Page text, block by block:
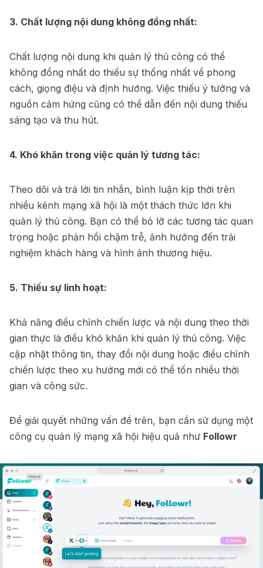
3. Chất lượng nội dung không đồng nhất:
Chất lượng nội dung khi quản lý thủ công có thể
không đồng nhất do thiếu sự thống nhất về phong
cách, giọng điệu và định hướng. Việc thiếu ý tưởng và
nguồn cảm hứng cũng có thể dẫn đến nội dung thiếu
sáng tạo và thu hút.
4. Khó khăn trong việc quản lý tương tác:
Theo dõi và trả lời tin nhắn, bình luận kịp thời trên
nhiều kênh mạng xã hội là một thách thức lớn khi
quản lý thủ công. Bạn có thể bỏ lỡ các tương tác quan
trọng hoặc phản hồi chậm trễ, ảnh hưởng đến trải
nghiệm khách hàng và hình ảnh thương hiệu.
5. Thiếu sự linh hoạt:
Khả năng điều chỉnh chiến lược và nội dung theo thời
gian thực là điều khó khăn khi quản lý thủ công. Việc
cập nhật thông tin, thay đổi nội dung hoặc điều chỉnh
chiến lược theo xu hướng mới có thể tốn nhiều thời
gian và công sức.
Để giải quyết những vấn đề trên, bạn cần sử dụng một
công cụ quản lý mạng xã hội hiệu quả như Followr